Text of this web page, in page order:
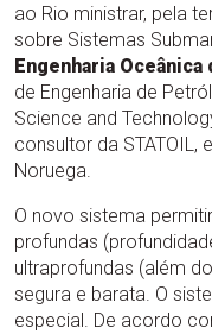
ao Rio ministrar, pela
sobre Sistemas
Engenharia Oceânica
de Engenharia de
Science and
consultor da
Noruega.
O novo sistema
profundas
ultraprofundas (além
segura e barata. O
especial. De acordo